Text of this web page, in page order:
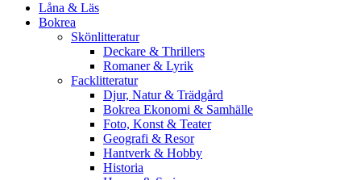
Låna & Läs
Bokrea
Skönlitteratur
Deckare & Thrillers
Romaner & Lyrik
Facklitteratur
Djur, Natur & Trädgård
Bokrea Ekonomi & Samhälle
Foto, Konst & Teater
Geografi & Resor
Hantverk & Hobby
Historia